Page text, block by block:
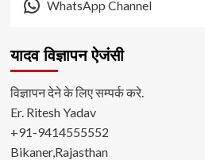
WhatsApp Channel
यादव विज्ञापन ऐजंसी
विज्ञापन देने के लिए सम्पर्क करे.
Er. Ritesh Yadav
+91-9414555552
Bikaner,Rajasthan